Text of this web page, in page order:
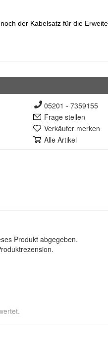
05201 - 7359155
Frage stellen
Verkäufer merken
Alle Artikel
Produkt abgegeben.
.